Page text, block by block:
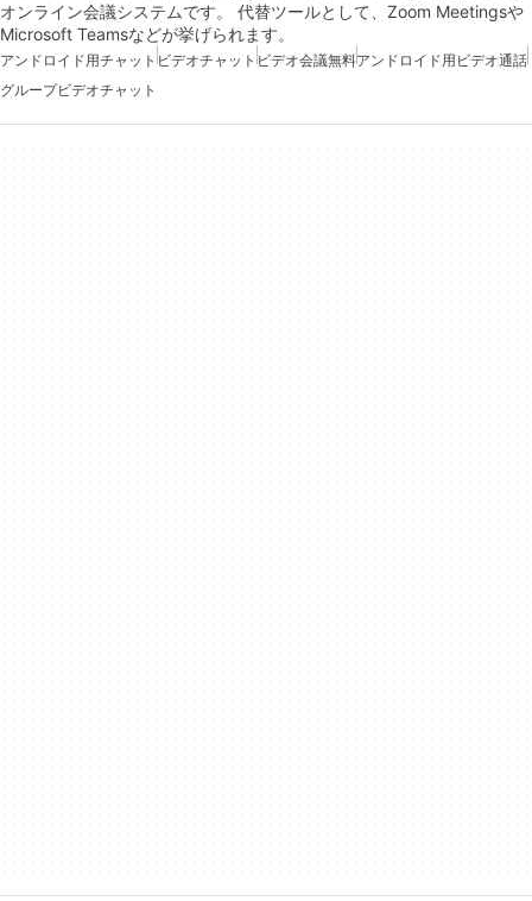
オンライン会議システムです。 代替ツールとして、Zoom Meetingsや
Microsoft Teamsなどが挙げられます。
アンドロイド用チャット ビデオチャット ビデオ会議無料アンドロイド用ビデオ通話
グループビデオチャット